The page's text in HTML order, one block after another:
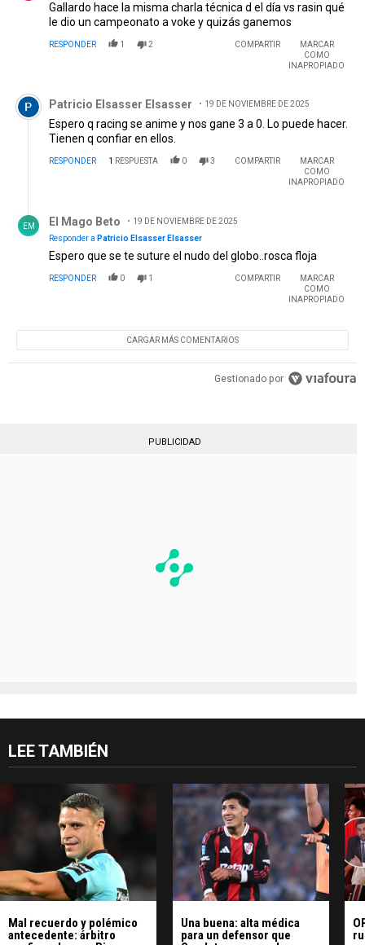
Gallardo hace la misma charla técnica d el día vs rasin qué
le dio un campeonato a voke y quizás ganemos
RESPONDER 1 2 COMPARTIR
MARCAR
COMO
INAPROPIADO
Comentario de Patricio Elsasser Elsasser.
Patricio Elsasser Elsasser 19 DE NOVIEMBRE DE 2025
Espero q racing se anime y nos gane 3 a 0. Lo puede hacer.
Tienen q confiar en ellos.
RESPONDER 1 RESPUESTA 0 3 COMPARTIR
MARCAR
COMO
INAPROPIADO
EM El Mago Beto
19 DE NOVIEMBRE DE 2025
Responder a Patricio Elsasser Elsasser
Espero que se te suture el nudo del globo..rosca floja
RESPONDER 0 1 COMPARTIR
MARCAR
COMO
INAPROPIADO
CARGAR MÁS COMENTARIOS
Gestionado por
PUBLICIDAD
LEE TAMBIÉN
Mal recuerdo y polémico
antecedente: árbitro
Una buena: alta médica
para un defensor que